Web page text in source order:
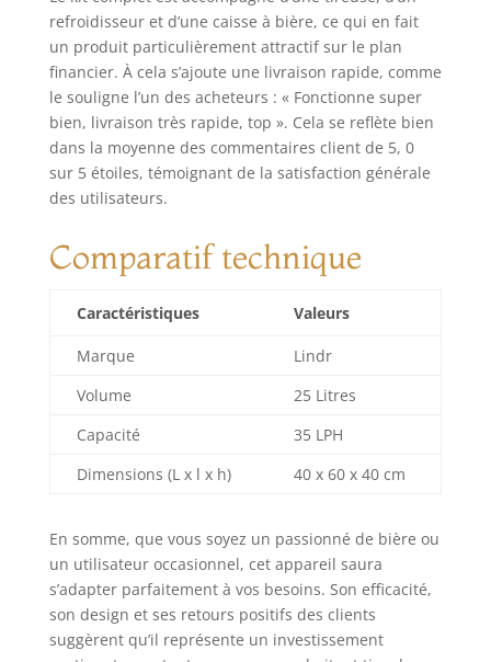
refroidisseur et d’une caisse à bière, ce qui en fait
un produit particulièrement attractif sur le plan
financier. À cela s’ajoute une livraison rapide, comme
le souligne l’un des acheteurs : « Fonctionne super
bien, livraison très rapide, top ». Cela se reflète bien
dans la moyenne des commentaires client de 5, 0
sur 5 étoiles, témoignant de la satisfaction générale
des utilisateurs.
Comparatif technique
Caractéristiques Valeurs
Marque
Lindr
Volume
25 Litres
Capacité
35 LPH
Dimensions (L x l x h)
40 x 60 x 40 cm
En somme, que vous soyez un passionné de bière ou
un utilisateur occasionnel, cet appareil saura
s’adapter parfaitement à vos besoins. Son efficacité,
son design et ses retours positifs des clients
suggèrent qu’il représente un investissement